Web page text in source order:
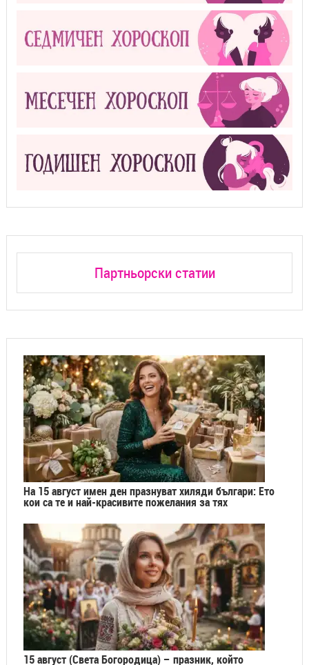
Партньорски статии
На 15 август имен ден празнуват хиляди българи: Ето
кои са те и най-красивите пожелания за тях
15 август (Света Богородица) – празник, който